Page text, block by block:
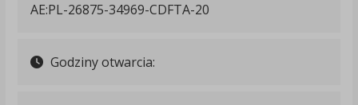
AE:PL-26875-34969-CDFTA-20
Godziny otwarcia: